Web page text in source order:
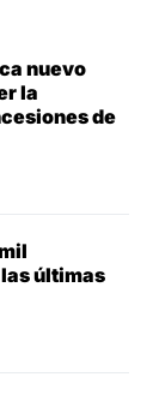
nuevo
la
de
últimas